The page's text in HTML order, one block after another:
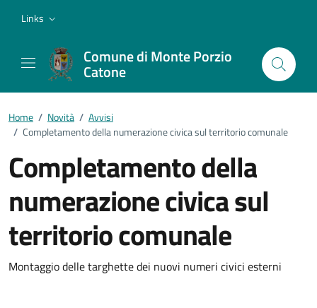
Links
Comune di Monte Porzio
Catone
Home / Novità / Avvisi
/ Completamento della numerazione civica sul territorio comunale
Completamento della
numerazione civica sul
territorio comunale
Dettagli della notizia
Montaggio delle targhette dei nuovi numeri civici esterni